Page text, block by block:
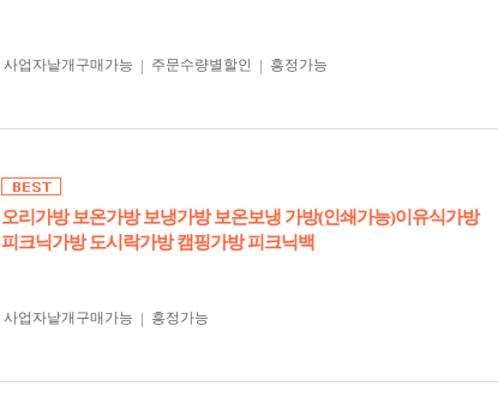
사업자 낱개구매가능 주문수량별할인 흥정가능
오리가방 보온가방 보냉가방 보온보냉 가방(인쇄가능)이유식가방
피크닉가방 도시락가방 캠핑가방 피크닉백
사업자 낱개구매가능 흥정가능